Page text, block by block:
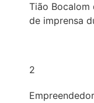
Tião
de imprensa
2